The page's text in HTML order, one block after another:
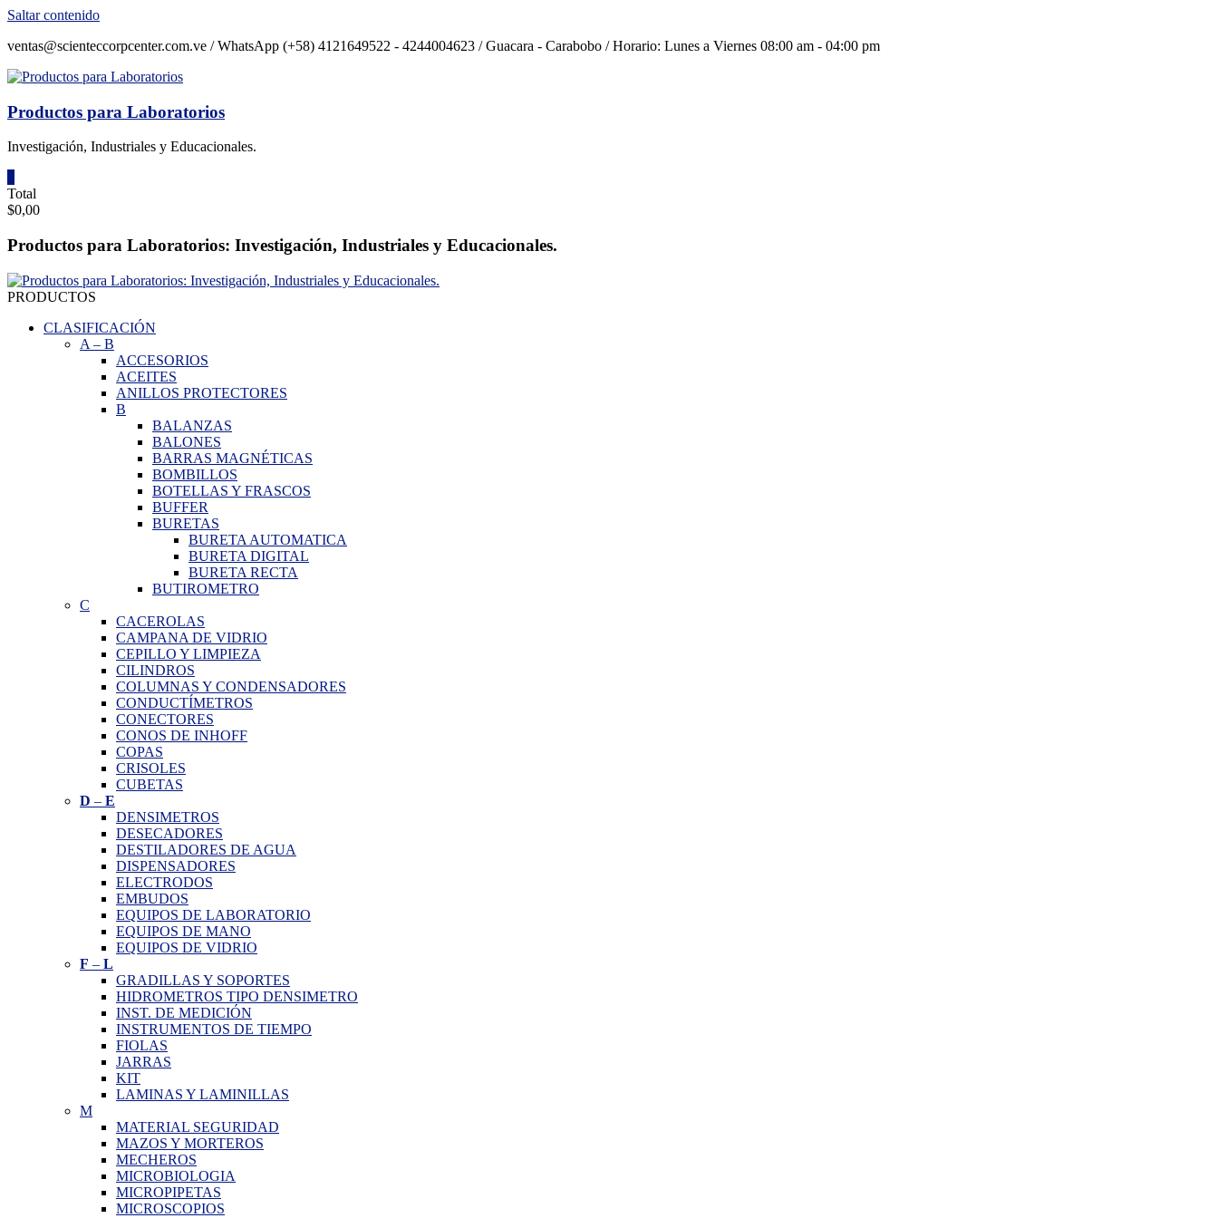
Saltar contenido
ventas@scienteccorpcenter.com.ve / WhatsApp (+58) 4121649522 - 4244004623 / Guacara - Carabobo / Horario: Lunes a Viernes 08:00 am - 04:00 pm
Productos para Laboratorios
Investigación, Industriales y Educacionales.
Total
$0,00
Productos para Laboratorios: Investigación, Industriales y Educacionales.
PRODUCTOS
CLASIFICACIÓN
A – B
ACCESORIOS
ACEITES
ANILLOS PROTECTORES
B
BALANZAS
BALONES
BARRAS MAGNÉTICAS
BOMBILLOS
BOTELLAS Y FRASCOS
BUFFER
BURETAS
BURETA AUTOMATICA
BURETA DIGITAL
BURETA RECTA
BUTIROMETRO
C
CACEROLAS
CAMPANA DE VIDRIO
CEPILLO Y LIMPIEZA
CILINDROS
COLUMNAS Y CONDENSADORES
CONDUCTÍMETROS
CONECTORES
CONOS DE INHOFF
COPAS
CRISOLES
CUBETAS
D – E
DENSIMETROS
DESECADORES
DESTILADORES DE AGUA
DISPENSADORES
ELECTRODOS
EMBUDOS
EQUIPOS DE LABORATORIO
EQUIPOS DE MANO
EQUIPOS DE VIDRIO
F – L
GRADILLAS Y SOPORTES
HIDROMETROS TIPO DENSIMETRO
INST. DE MEDICIÓN
INSTRUMENTOS DE TIEMPO
FIOLAS
JARRAS
KIT
LAMINAS Y LAMINILLAS
M
MATERIAL SEGURIDAD
MAZOS Y MORTEROS
MECHEROS
MICROBIOLOGIA
MICROPIPETAS
MICROSCOPIOS